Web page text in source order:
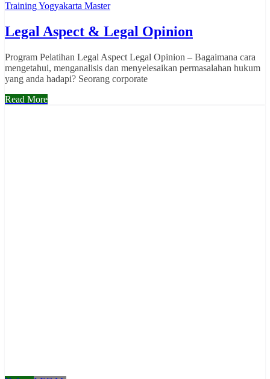
Training Yogyakarta Master
Legal Aspect & Legal Opinion
Program Pelatihan Legal Aspect Legal Opinion – Bagaimana cara
mengetahui, menganalisis dan menyelesaikan permasalahan hukum
yang anda hadapi? Seorang corporate
Read More